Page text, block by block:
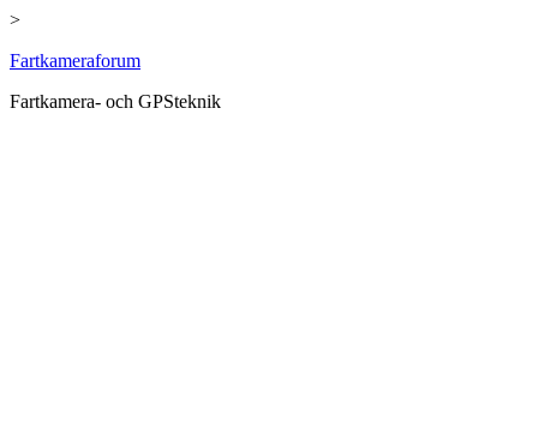
>
Hoppa
innehåll
Fartkameraforum
Fartkamera- och GPSteknik